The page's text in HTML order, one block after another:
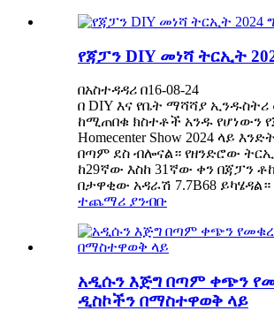
የጃፓን DIY መነሻ ትርኢት
በአስተዳዳሪ በ16-08-24
በ DIY እና የቤት ማሻሻያ
ከሚጠበቁ ክስተቶች አንዱ የሆነውን
Homecenter Show 2024 ላይ
በጣም ደስ ብሎናል። የዘንድሮው
ከ29ኛው እስከ 31ኛው ቀን በጃፓን
በታዋቂው አዳራሽ 7.7B68 ይካሄዳል።
ተጨማሪ ያንብቡ
አዲሱን እጅግ በጣም ቀጭን
ዲስኮችን በማስተዋወቅ ላይ